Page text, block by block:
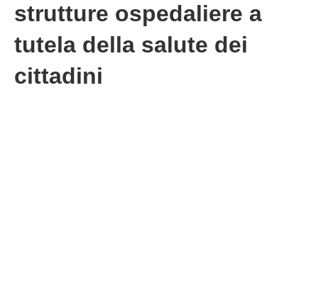
strutture ospedaliere a
tutela della salute dei
cittadini